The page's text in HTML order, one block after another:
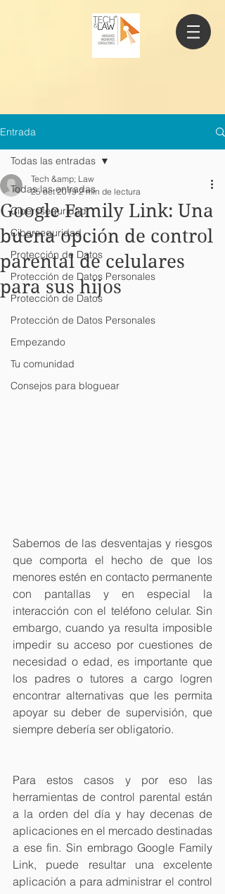
Entrada
Todas las entradas
Cibersseguridad
Ciberseguridad
Protección de Datos
Protección de Datos Personales
Protección de Datos
Protección de Datos Personales
Empezando
Tu comunidad
Consejos para bloguear
Todas las entradas
Google Family Link: Una
buena opción de control
parental de celulares
para sus hijos
Tech &amp; Law
25 oct 2019 2 min de lectura
Sabemos de las desventajas y riesgos
que comporta el hecho de que los
menores estén en contacto permanente
con pantallas y en especial la
interacción con el teléfono celular. Sin
embargo, cuando ya resulta imposible
impedir su acceso por cuestiones de
necesidad o edad, es importante que
los padres o tutores a cargo logren
encontrar alternativas que les permita
apoyar su deber de supervisión, que
siempre debería ser obligatorio.
Para estos casos y por eso las
herramientas de control parental están
a la orden del día y hay decenas de
aplicaciones en el mercado destinadas
a ese fin. Sin embrago Google Family
Link, puede resultar una excelente
aplicación a para administrar el control